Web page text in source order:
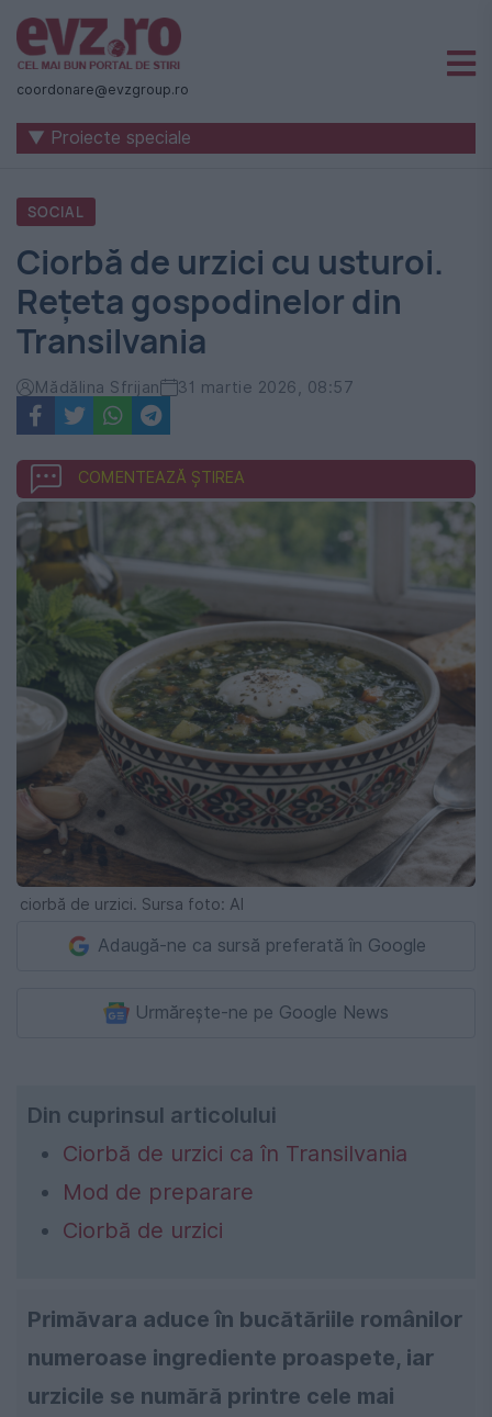
Știri
naționale
internaționale
România
-
Evenimentul
Zilei
coordonare@evzgroup.ro
▼ Proiecte speciale
SOCIAL
Ciorbă de urzici cu usturoi.
Rețeta gospodinelor din
Transilvania
Mădălina Sfrijan 31 martie 2026, 08:57
COMENTEAZĂ ȘTIREA
ciorbă de urzici. Sursa foto: AI
Adaugă-ne ca sursă preferată în Google
Urmărește-ne pe Google News
Din cuprinsul articolului
Ciorbă de urzici ca în Transilvania
Mod de preparare
Ciorbă de urzici
Primăvara aduce în bucătăriile românilor
numeroase ingrediente proaspete, iar
urzicile se numără printre cele mai